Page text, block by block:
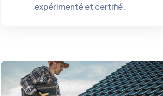
expérimenté et certifié.